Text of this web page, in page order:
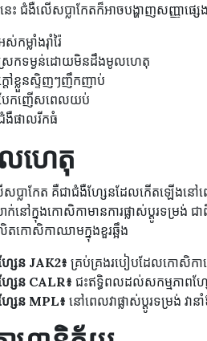
េះ ជំងឺលើសប្លាកែតក៏អាចបង្ហាញសញ្ញាផ្ស
ស់កម្លាំងរ៉ាំរ៉ៃ
រកទម្ងន់ដោយមិនដឹងមូលហេតុ
តៅខ្លួនស្ទិញៗញឹកញាប់
ែកញើសពេលយប់
ងឺផាលរីកធំ
ហេតុ
ប្លាកែត គឺជាជំងឺហ្សែនដែលកើតឡើងន
ក់នៅក្នុងកោសិកាមានការផ្លាស់ប្តូរទម្រ
តកោសិកាឈាមក្នុងខួរឆ្អឹង
សែន JAK2៖ គ្រប់គ្រងរបៀបដែលកោសិក
សែន CALR៖ ជះឥទ្ធិពលដល់សកម្មភាពហ្
សែន MPL៖ នៅពេលវាផ្លាស់ប្តូរទម្រង់ វ